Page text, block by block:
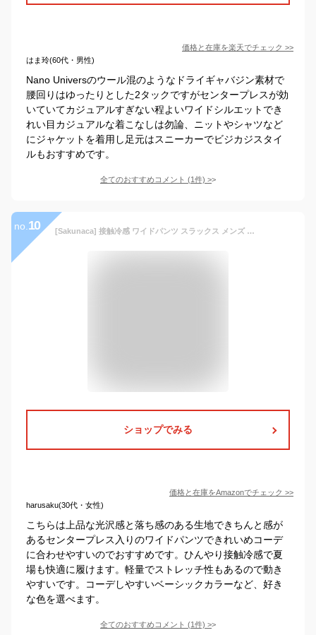
価格と在庫を楽天でチェック >>
はま玲(60代・男性)
Nano Universのウール混のようなドライギャバジン素材で
腰回りはゆったりとした2タックですがセンタープレスが効
いていてカジュアルすぎない程よいワイドシルエットでき
れい目カジュアルな着こなしは勿論、ニットやシャツなど
にジャケットを着用し足元はスニーカーでビジカジスタイ
ルもおすすめです。
全てのおすすめコメント (1件) >
no. 10 [Sakunaca] 接触冷感 ワイドパンツ スラックス メンズ 涼しい 夏用 ズボン ストレッチ 落ち感 ストレート ゆったり イージーパンツ ビジカジ 通勤 春 夏 紳士服 センタープレス
ショップでみる
価格と在庫をAmazonでチェック >>
harusaku(30代・女性)
こちらは上品な光沢感と落ち感のある生地できちんと感が
あるセンタープレス入りのワイドパンツできれいめコーデ
に合わせやすいのでおすすめです。ひんやり接触冷感で夏
場も快適に履けます。軽量でストレッチ性もあるので動き
やすいです。コーデしやすいベーシックカラーなど、好き
な色を選べます。
全てのおすすめコメント (1件) >